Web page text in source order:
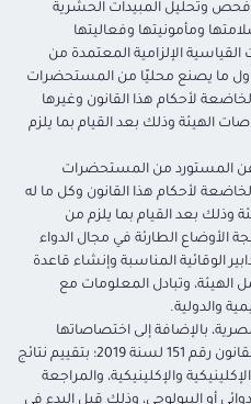
وتحليل المبيدات الحشرية
ومأمونيتها وفعاليتها
الإلزامية المعتمدة من
ما يصنع محليًا من المستحضرات
لأحكام هذا القانون وغيرها
الهيئة وذلك بعد القيام بما يلزم
عن المستورد من المستحضرات
لأحكام هذا القانون وكل ما له
وذلك بعد القيام بما يلزم من
الأوضاع الطارئة في مجال الدواء
الوقائية المناسبة وإنشاء قاعدة
وتبادل المعلومات مع
والدولية.
بالإضافة إلى اختصاصاتها
المنصوص عليها في القانون رقم 151 لسنة 2019؛ بتقييم نتائج
والإكلينيكية، والمراجعة
أو البيولوجي، وذلك قبل البدء في